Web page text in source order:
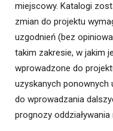
miejscowy. Katalogi
zmian do projektu
uzgodnień (bez
takim zakresie, w jakim
wprowadzone do
uzyskanych ponownych
do wprowadzania
prognozy